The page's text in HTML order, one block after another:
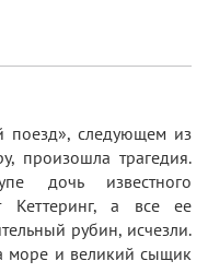
поезд», следующем из
произошла трагедия.
дочь известного
Кеттеринг, а все ее
рубин, исчезли.
море и великий сыщик